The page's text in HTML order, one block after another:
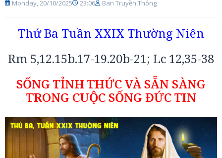
Monday, 20/10/2025 23:06 Ban Truyền Thông
Thứ Ba Tuần XXIX Thường Niên
Rm 5,12.15b.17-19.20b-21; Lc 12,35-38
SỐNG TỈNH THỨC VÀ SẴN SÀNG
TRONG CUỘC SỐNG ĐỨC TIN